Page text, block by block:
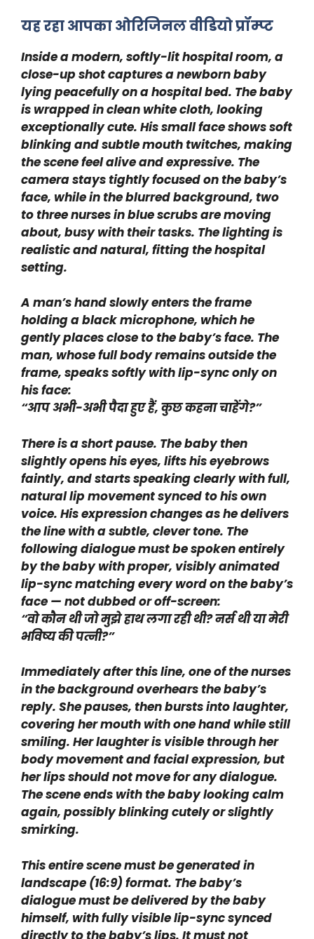
यह रहा आपका ओरिजिनल वीडियो प्रॉम्प्ट
Inside a modern, softly-lit hospital room, a
close-up shot captures a newborn baby
lying peacefully on a hospital bed. The baby
is wrapped in clean white cloth, looking
exceptionally cute. His small face shows soft
blinking and subtle mouth twitches, making
the scene feel alive and expressive. The
camera stays tightly focused on the baby’s
face, while in the blurred background, two
to three nurses in blue scrubs are moving
about, busy with their tasks. The lighting is
realistic and natural, fitting the hospital
setting.
A man’s hand slowly enters the frame
holding a black microphone, which he
gently places close to the baby’s face. The
man, whose full body remains outside the
frame, speaks softly with lip-sync only on
his face:
“आप अभी-अभी पैदा हुए हैं, कुछ कहना चाहेंगे?”
There is a short pause. The baby then
slightly opens his eyes, lifts his eyebrows
faintly, and starts speaking clearly with full,
natural lip movement synced to his own
voice. His expression changes as he delivers
the line with a subtle, clever tone. The
following dialogue must be spoken entirely
by the baby with proper, visibly animated
lip-sync matching every word on the baby’s
face — not dubbed or off-screen:
“वो कौन थी जो मुझे हाथ लगा रही थी? नर्स थी या मेरी
भविष्य की पत्नी?”
Immediately after this line, one of the nurses
in the background overhears the baby’s
reply. She pauses, then bursts into laughter,
covering her mouth with one hand while still
smiling. Her laughter is visible through her
body movement and facial expression, but
her lips should not move for any dialogue.
The scene ends with the baby looking calm
again, possibly blinking cutely or slightly
smirking.
This entire scene must be generated in
landscape (16:9) format. The baby’s
dialogue must be delivered by the baby
himself, with fully visible lip-sync synced
directly to the baby’s lips. It must not